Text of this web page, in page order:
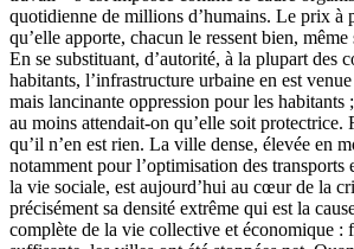
quotidienne de millions d’humains. Le prix à
qu’elle apporte, chacun le ressent bien,
En se substituant, d’autorité, à la plupart des
habitants, l’infrastructure urbaine en est
mais lancinante oppression pour les habitants
au moins attendait-on qu’elle soit protectrice.
qu’il n’en est rien. La ville dense, élevée en
notamment pour l’optimisation des transports
la vie sociale, est aujourd’hui au cœur de la
précisément sa densité extrême qui est la
complète de la vie collective et économique :